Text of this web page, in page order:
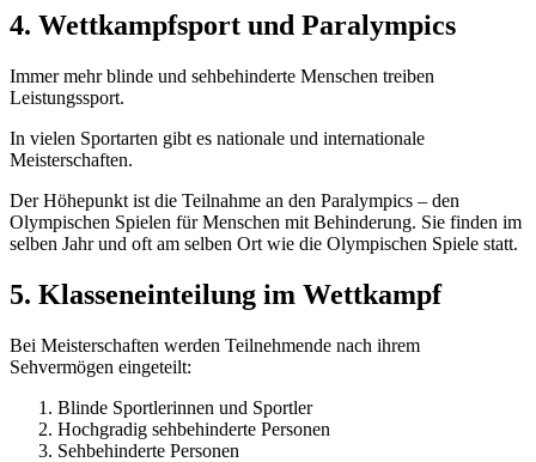
4. Wettkampfsport und Paralympics
Immer mehr blinde und sehbehinderte Menschen treiben
Leistungssport.
In vielen Sportarten gibt es nationale und internationale
Meisterschaften.
Der Höhepunkt ist die Teilnahme an den Paralympics – den
Olympischen Spielen für Menschen mit Behinderung. Sie finden im
selben Jahr und oft am selben Ort wie die Olympischen Spiele statt.
5. Klasseneinteilung im Wettkampf
Bei Meisterschaften werden Teilnehmende nach ihrem
Sehvermögen eingeteilt:
Blinde Sportlerinnen und Sportler
Hochgradig sehbehinderte Personen
Sehbehinderte Personen